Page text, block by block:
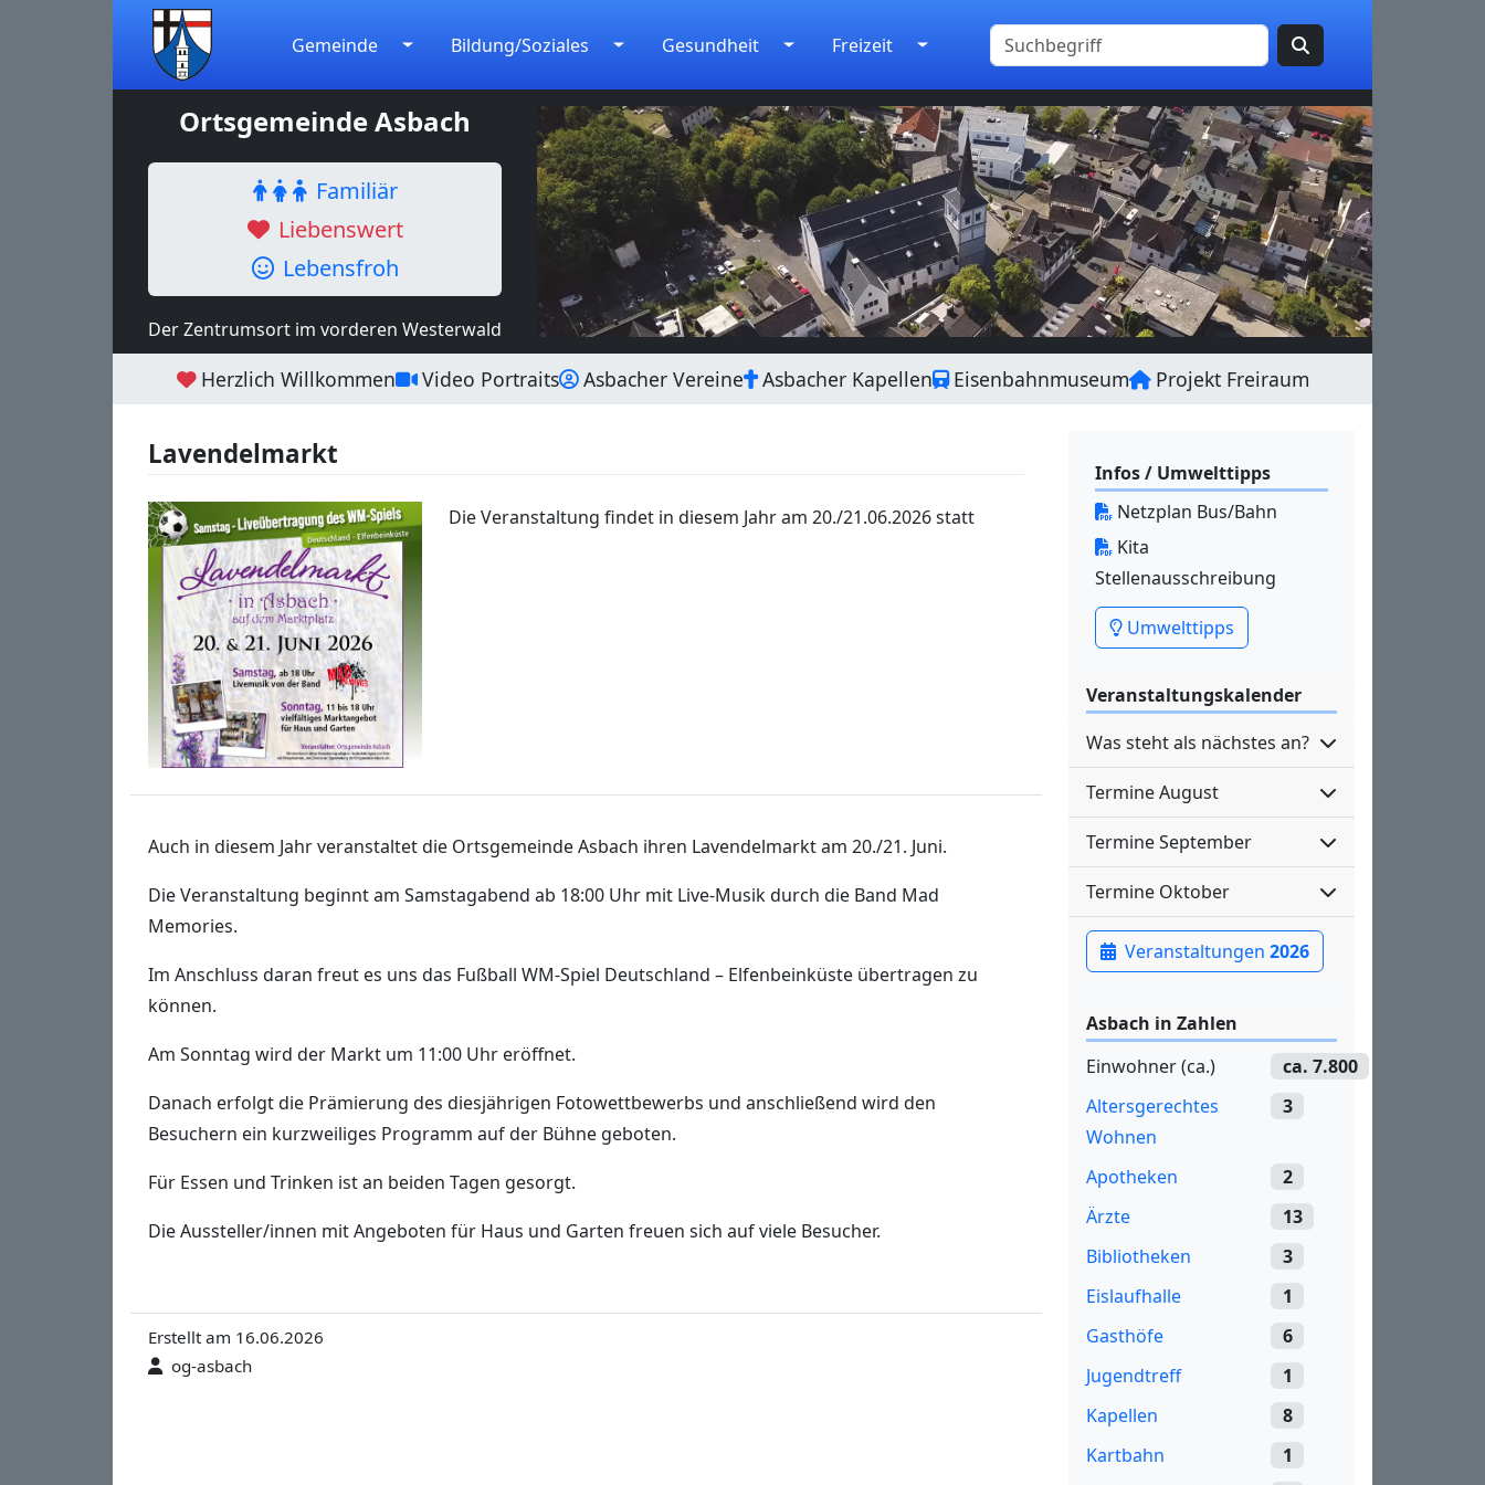
Gemeinde Bildung/Soziales Gesundheit Freizeit
Ortsgemeinde Asbach
Familiär
Liebenswert
Lebensfroh
Der Zentrumsort im vorderen Westerwald
Herzlich Willkommen Video Portraits Asbacher Vereine Asbacher Kapellen Eisenbahnmuseum Projekt Freiraum
Lavendelmarkt
Die Veranstaltung findet in diesem Jahr am 20./21.06.2026 statt
Auch in diesem Jahr veranstaltet die Ortsgemeinde Asbach ihren Lavendelmarkt am 20./21. Juni.
Die Veranstaltung beginnt am Samstagabend ab 18:00 Uhr mit Live-Musik durch die Band Mad
Memories.
Im Anschluss daran freut es uns das Fußball WM-Spiel Deutschland – Elfenbeinküste übertragen zu
können.
Am Sonntag wird der Markt um 11:00 Uhr eröffnet.
Danach erfolgt die Prämierung des diesjährigen Fotowettbewerbs und anschließend wird den
Besuchern ein kurzweiliges Programm auf der Bühne geboten.
Für Essen und Trinken ist an beiden Tagen gesorgt.
Die Aussteller/innen mit Angeboten für Haus und Garten freuen sich auf viele Besucher.
Erstellt am 16.06.2026
og-asbach
Infos / Umwelttipps
Netzplan Bus/Bahn
Kita
Stellenausschreibung
Umwelttipps
Veranstaltungskalender
Was steht als nächstes an?
Termine August
Termine September
Termine Oktober
Veranstaltungen 2026
Asbach in Zahlen
Einwohner (ca.)
ca. 7.800
Altersgerechtes
Wohnen
3
Apotheken
2
Ärzte
13
Bibliotheken
3
Eislaufhalle
1
Gasthöfe
6
Jugendtreff
1
Kapellen
8
Kartbahn
1